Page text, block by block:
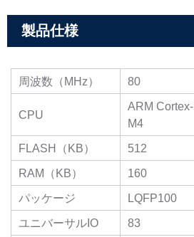
製品仕様
周波数（MHz） 80
CPU
ARM Cortex-
M4
FLASH（KB）
512
RAM（KB）
160
パッケージ
LQFP100
ユニバーサルIO
83